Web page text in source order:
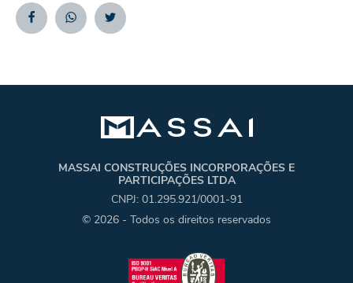
FacebookWhatsappTwitter
MASSAI CONSTRUÇÕES INCORPORAÇÕES E
PARTICIPAÇÕES LTDA
CNPJ: 01.295.921/0001-91
© 2026 - Todos os direitos reservados